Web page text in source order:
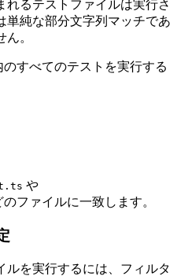
れるテストファイルは実行さ
単純な部分文字列マッチであ
。
すべてのテストを実行する
や
のファイルに一致します。
ルを実行するには、フィルタ